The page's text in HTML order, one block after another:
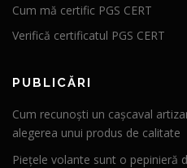
Cum mă certific PGS CERT
Verifică certificatul PGS CERT
PUBLICĂRI
Cum recunoști un cașcaval
alegerea unui produs de calitate
Piețele volante sunt o pepinieră